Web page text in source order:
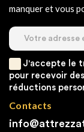
manquer et vous
J'accepte le
pour recevoir
réductions
Contacts